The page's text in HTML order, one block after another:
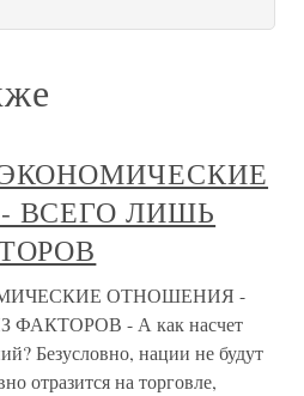
ВСЕГО ЛИШЬ
ОТНОШЕНИЯ -
- А как насчет
Безусловно, нации не будут
отразится на торговле,